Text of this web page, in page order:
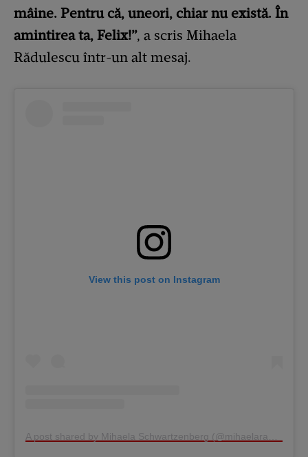
mâine. Pentru că, uneori, chiar nu există. În
amintirea ta, Felix!”, a scris Mihaela
Rădulescu într-un alt mesaj.
View this post on Instagram